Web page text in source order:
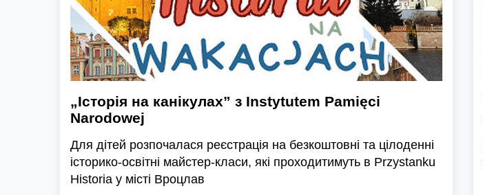
„Історія на канікулах” з Instytutem Pamięci
Narodowej
Для дітей розпочалася реєстрація на безкоштовні та цілоденні
історико-освітні майстер-класи, які проходитимуть в Przystanku
Historia у місті Вроцлав